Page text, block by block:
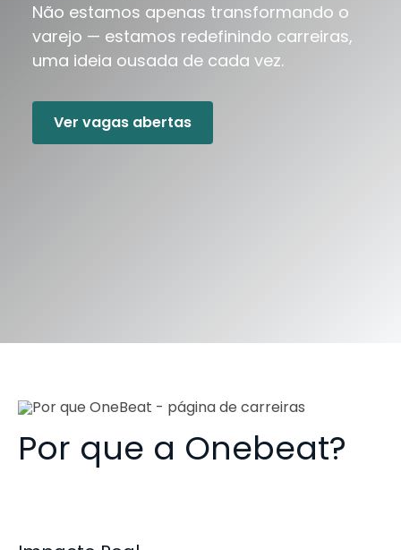
Não estamos apenas transformando o
varejo — estamos redefinindo carreiras,
uma ideia ousada de cada vez.
Ver vagas abertas
Por que a Onebeat?